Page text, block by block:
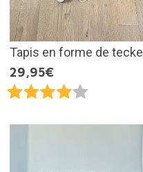
Tapis en forme de teckel
29,95€